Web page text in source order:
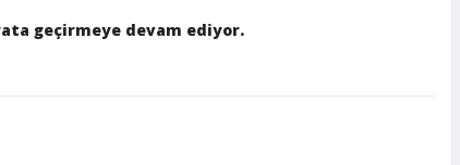
geçirmeye devam ediyor.